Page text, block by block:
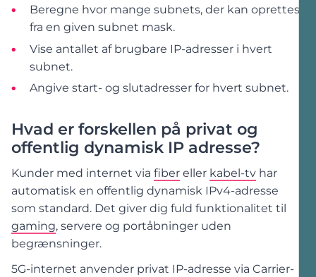
Beregne hvor mange subnets, der kan oprettes
fra en given subnet mask.
Vise antallet af brugbare IP-adresser i hvert
subnet.
Angive start- og slutadresser for hvert subnet.
Hvad er forskellen på privat og
offentlig dynamisk IP adresse?
Kunder med internet via fiber eller kabel-tv har
automatisk en offentlig dynamisk IPv4-adresse
som standard. Det giver dig fuld funktionalitet til
gaming, servere og portåbninger uden
begrænsninger.
5G-internet anvender privat IP-adresse via Carrier-